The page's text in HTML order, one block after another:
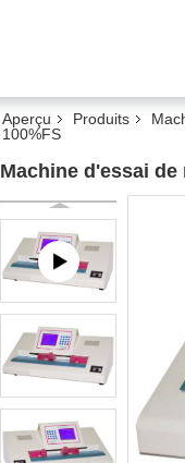
Aperçu Produits
100%FS
Machine d'essai